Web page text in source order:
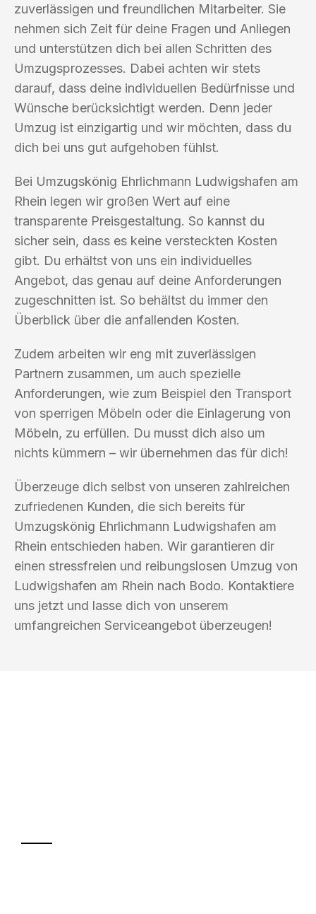
zuverlässigen und freundlichen Mitarbeiter. Sie
nehmen sich Zeit für deine Fragen und Anliegen
und unterstützen dich bei allen Schritten des
Umzugsprozesses. Dabei achten wir stets
darauf, dass deine individuellen Bedürfnisse und
Wünsche berücksichtigt werden. Denn jeder
Umzug ist einzigartig und wir möchten, dass du
dich bei uns gut aufgehoben fühlst.
Bei Umzugskönig Ehrlichmann Ludwigshafen am
Rhein legen wir großen Wert auf eine
transparente Preisgestaltung. So kannst du
sicher sein, dass es keine versteckten Kosten
gibt. Du erhältst von uns ein individuelles
Angebot, das genau auf deine Anforderungen
zugeschnitten ist. So behältst du immer den
Überblick über die anfallenden Kosten.
Zudem arbeiten wir eng mit zuverlässigen
Partnern zusammen, um auch spezielle
Anforderungen, wie zum Beispiel den Transport
von sperrigen Möbeln oder die Einlagerung von
Möbeln, zu erfüllen. Du musst dich also um
nichts kümmern – wir übernehmen das für dich!
Überzeuge dich selbst von unseren zahlreichen
zufriedenen Kunden, die sich bereits für
Umzugskönig Ehrlichmann Ludwigshafen am
Rhein entschieden haben. Wir garantieren dir
einen stressfreien und reibungslosen Umzug von
Ludwigshafen am Rhein nach Bodo. Kontaktiere
uns jetzt und lasse dich von unserem
umfangreichen Serviceangebot überzeugen!